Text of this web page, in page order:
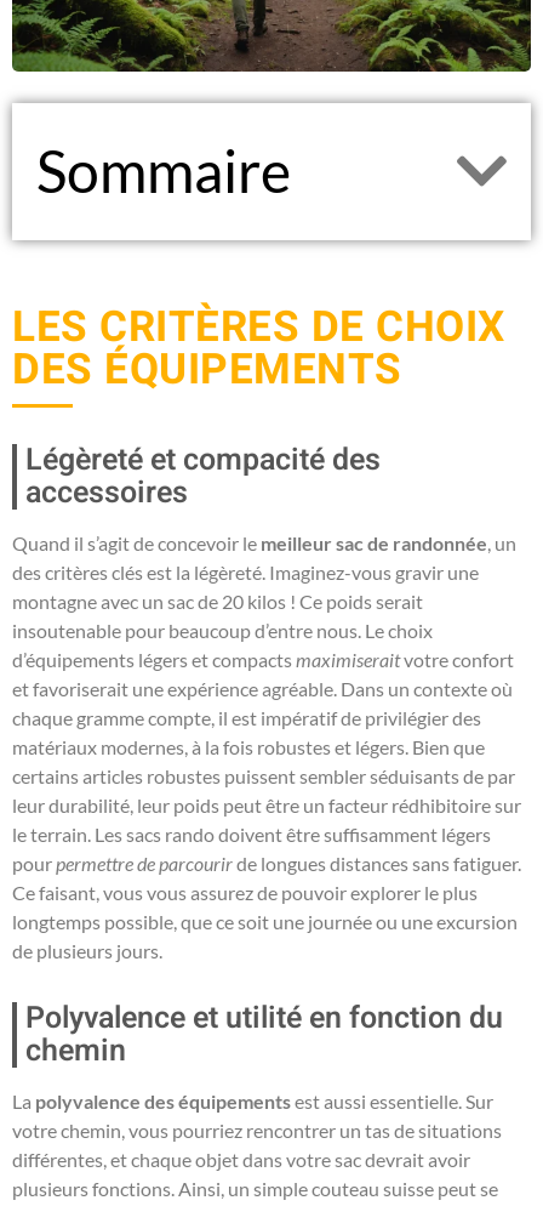
Sommaire
LES CRITÈRES DE CHOIX
DES ÉQUIPEMENTS
Légèreté et compacité des
accessoires
Quand il s’agit de concevoir le meilleur sac de randonnée, un
des critères clés est la légèreté. Imaginez-vous gravir une
montagne avec un sac de 20 kilos ! Ce poids serait
insoutenable pour beaucoup d’entre nous. Le choix
d’équipements légers et compactsmaximiseraitvotre confort
et favoriserait une expérience agréable. Dans un contexte où
chaque gramme compte, il est impératif de privilégier des
matériaux modernes, à la fois robustes et légers. Bien que
certains articles robustes puissent sembler séduisants de par
leur durabilité, leur poids peut être un facteur rédhibitoire sur
le terrain. Les sacs rando doivent être suffisamment légers
pourpermettre de parcourirde longues distances sans fatiguer.
Ce faisant, vous vous assurez de pouvoir explorer le plus
longtemps possible, que ce soit une journée ou une excursion
de plusieurs jours.
Polyvalence et utilité en fonction du
chemin
La polyvalence des équipementsest aussi essentielle. Sur
votre chemin, vous pourriez rencontrer un tas de situations
différentes, et chaque objet dans votre sac devrait avoir
plusieurs fonctions. Ainsi, un simple couteau suisse peut se